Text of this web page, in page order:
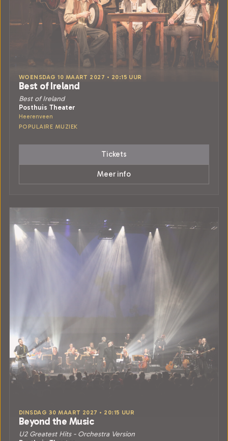
WOENSDAG 10 MAART 2027 • 20:15 UUR
Best of Ireland
Best of Ireland
Posthuis Theater
Heerenveen
POPULAIRE MUZIEK
Tickets
Meer info
DINSDAG 30 MAART 2027 • 20:15 UUR
Beyond the Music
U2 Greatest Hits - Orchestra Version